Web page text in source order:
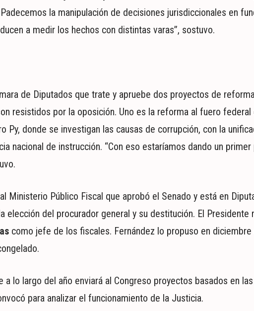
Padecemos la manipulación de decisiones jurisdiccionales en
a medir los hechos con distintas varas”, sostuvo.
de Diputados que trate y apruebe dos proyectos de
resistidos por la oposición. Uno es la reforma al fuero federal
Py, donde se investigan las causas de corrupción, con la
nacional de instrucción. “Con eso estaríamos dando un
Ministerio Público Fiscal que aprobó el Senado y está en
elección del procurador general y su destitución. El Presidente
como jefe de los fiscales. Fernández lo propuso en
a lo largo del año enviará al Congreso proyectos basados en
para analizar el funcionamiento de la Justicia.